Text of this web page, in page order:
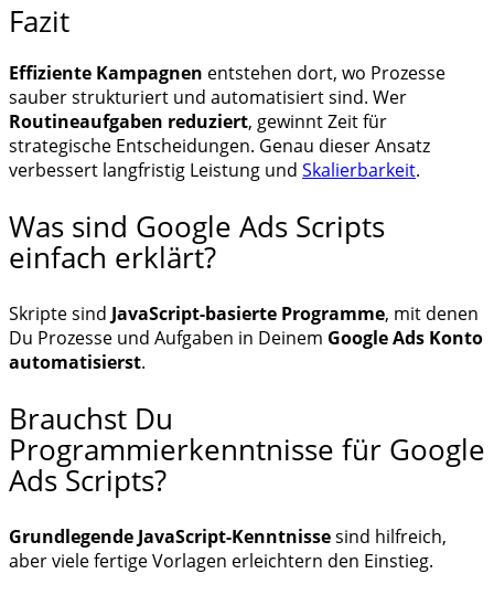
Fazit
Effiziente Kampagnen entstehen dort, wo Prozesse
sauber strukturiert und automatisiert sind. Wer
Routineaufgaben reduziert, gewinnt Zeit für
strategische Entscheidungen. Genau dieser Ansatz
verbessert langfristig Leistung und Skalierbarkeit.
Was sind Google Ads Scripts
einfach erklärt?
Skripte sind JavaScript-basierte Programme, mit denen
Du Prozesse und Aufgaben in Deinem Google Ads Konto
automatisierst.
Brauchst Du
Programmierkenntnisse für Google
Ads Scripts?
Grundlegende JavaScript-Kenntnissesind hilfreich,
aber viele fertige Vorlagen erleichtern den Einstieg.